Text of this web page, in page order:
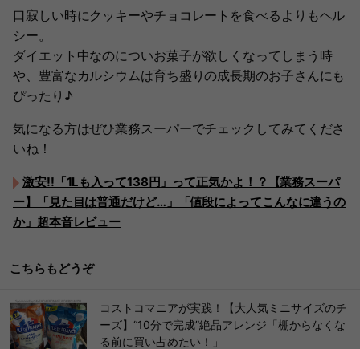
口寂しい時にクッキーやチョコレートを食べるよりもヘル
シー。
ダイエット中なのについお菓子が欲しくなってしまう時
や、豊富なカルシウムは育ち盛りの成長期のお子さんにも
ぴったり♪
気になる方はぜひ業務スーパーでチェックしてみてくださ
いね！
激安!!「1Lも入って138円」って正気かよ！？【業務スーパ
ー】「見た目は普通だけど…」「値段によってこんなに違うの
か」超本音レビュー
こちらもどうぞ
コストコマニアが実践！【大人気ミニサイズのチ
ーズ】“10分で完成”絶品アレンジ「棚からなくな
る前に買い占めたい！」